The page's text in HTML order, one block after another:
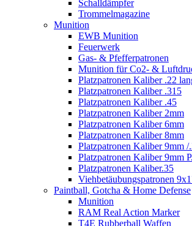
Schalldämpfer
Trommelmagazine
Munition
EWB Munition
Feuerwerk
Gas- & Pfefferpatronen
Munition für Co2- &
Platzpatronen Kaliber .22
Platzpatronen Kaliber .315
Platzpatronen Kaliber .45
Platzpatronen Kaliber 2mm
Platzpatronen Kaliber 6mm
Platzpatronen Kaliber 8mm
Platzpatronen Kaliber 9mm /
Platzpatronen Kaliber 9mm
Platzpatronen Kaliber.35
Viehbetäubungspatronen
Paintball, Gotcha & Home Defense
Munition
RAM Real Action Marker
T4E Rubberball Waffen